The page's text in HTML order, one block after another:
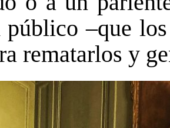
público –que
rematarlos y